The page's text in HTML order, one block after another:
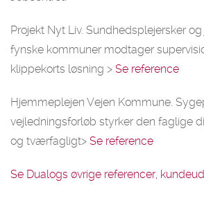
Projekt Nyt Liv. Sundhedsplejersker
fynske kommuner modtager
klippekorts løsning > Se reference
Hjemmeplejen Vejen Kommune.
vejledningsforløb styrker den faglige
og tværfagligt> Se reference
Se Dualogs øvrige referencer,